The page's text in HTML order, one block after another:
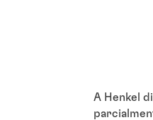
A Henkel